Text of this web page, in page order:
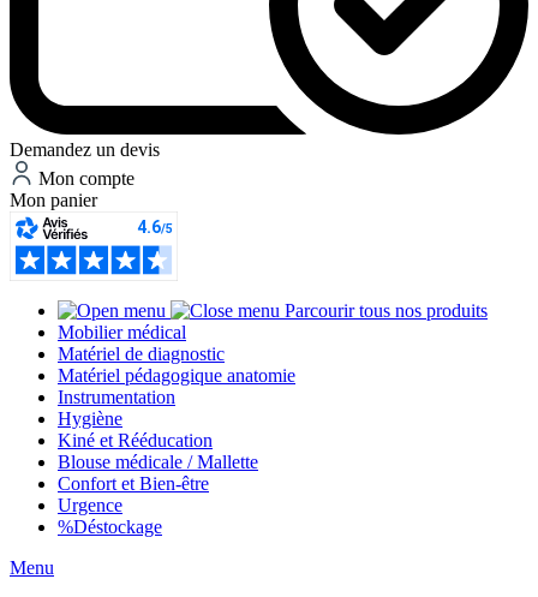
Demandez un devis
Mon compte
Mon panier
Parcourir tous nos produits
Mobilier médical
Matériel de diagnostic
Matériel pédagogique anatomie
Instrumentation
Hygiène
Kiné et Rééducation
Blouse médicale / Mallette
Confort et Bien-être
Urgence
%Déstockage
Menu